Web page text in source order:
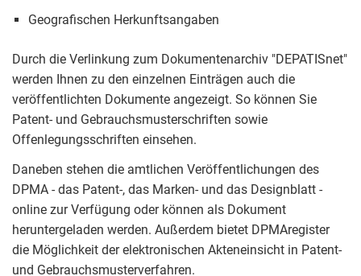
Geografischen Herkunftsangaben
Durch die Verlinkung zum Dokumentenarchiv "DEPATISnet"
werden Ihnen zu den einzelnen Einträgen auch die
veröffentlichten Dokumente angezeigt. So können Sie
Patent- und Gebrauchsmusterschriften sowie
Offenlegungsschriften einsehen.
Daneben stehen die amtlichen Veröffentlichungen des
DPMA - das Patent-, das Marken- und das Designblatt -
online zur Verfügung oder können als Dokument
heruntergeladen werden. Außerdem bietet DPMAregister
die Möglichkeit der elektronischen Akteneinsicht in Patent-
und Gebrauchsmusterverfahren.